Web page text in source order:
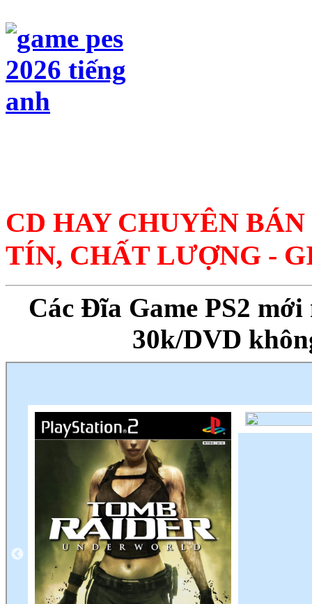
CD HAY CHUYÊN
TÍN, CHẤT LƯỢNG -
Các Đĩa Game PS2
30k/DVD